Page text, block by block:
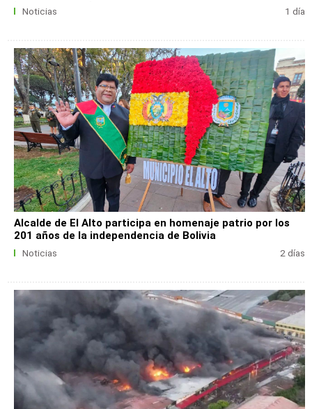
Noticias 1 día
Alcalde de El Alto participa en homenaje patrio por los
201 años de la independencia de Bolivia
Noticias 2 días